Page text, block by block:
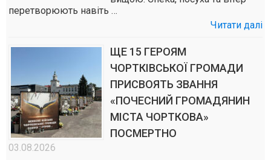
перетворюють навіть …
Читати далі
ЩЕ 15 ГЕРОЯМ
ЧОРТКІВСЬКОЇ ГРОМАДИ
ПРИСВОЯТЬ ЗВАННЯ
«ПОЧЕСНИЙ ГРОМАДЯНИН
МІСТА ЧОРТКОВА»
ПОСМЕРТНО
03.08.2026